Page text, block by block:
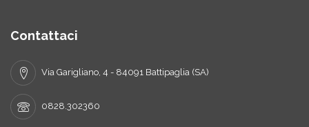
Contattaci
Via Garigliano, 4 - 84091 Battipaglia (SA)
0828.302360